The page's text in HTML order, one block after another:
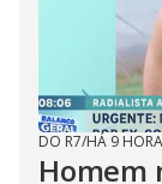
DO R7/HÁ 9
Homem